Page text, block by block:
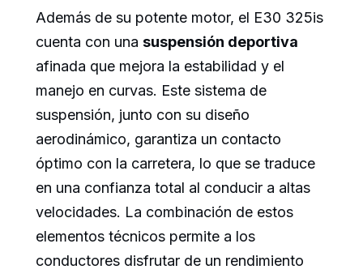
Además de su potente motor, el E30 325is
cuenta con una suspensión deportiva
afinada que mejora la estabilidad y el
manejo en curvas. Este sistema de
suspensión, junto con su diseño
aerodinámico, garantiza un contacto
óptimo con la carretera, lo que se traduce
en una confianza total al conducir a altas
velocidades. La combinación de estos
elementos técnicos permite a los
conductores disfrutar de un rendimiento